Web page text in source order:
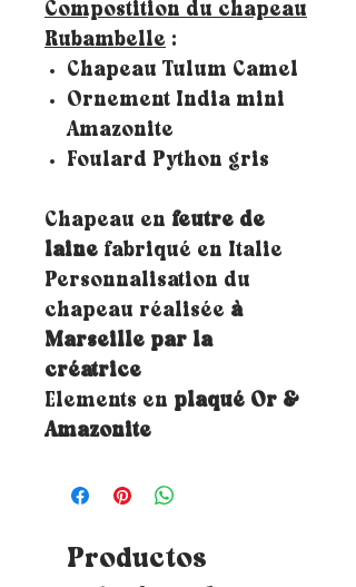
Compostition du chapeau
Rubambelle :
Chapeau Tulum Camel
Ornement India mini
Amazonite
Foulard Python gris
Chapeau en feutre de
laine fabriqué en Italie
Personnalisation du
chapeau réalisée à
Marseille par la
créatrice
Elements en plaqué Or &
Amazonite
Productos